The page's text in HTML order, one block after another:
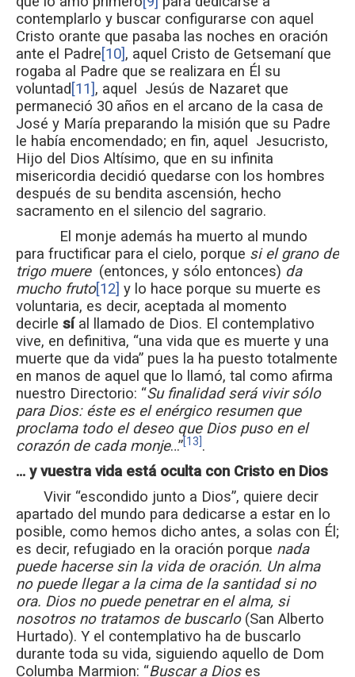
contemplarlo y buscar configurarse con aquel
Cristo orante que pasaba las noches en oración
ante el Padre[10], aquel Cristo de Getsemaní que
rogaba al Padre que se realizara en Él su
voluntad [11], aquel Jesús de Nazaret que
permaneció 30 años en el arcano de la casa de
José y María preparando la misión que su Padre
le había encomendado; en fin, aquel Jesucristo,
Hijo del Dios Altísimo, que en su infinita
misericordia decidió quedarse con los hombres
después de su bendita ascensión, hecho
sacramento en el silencio del sagrario.
El monje además ha muerto al mundo
para fructificar para el cielo, porque si el grano de
trigo muere (entonces, y sólo entonces) da
mucho fruto[12] y lo hace porque su muerte es
voluntaria, es decir, aceptada al momento
decirle síal llamado de Dios. El contemplativo
vive, en definitiva, “una vida que es muerte y una
muerte que da vida” pues la ha puesto totalmente
en manos de aquel que lo llamó, tal como afirma
nuestro Directorio: “Su finalidad será vivir sólo
para Dios: éste es el enérgico resumen que
proclama todo el deseo que Dios puso en el
corazón de cada monje…”[13] .
… y vuestra vida está oculta con Cristo en Dios
Vivir “escondido junto a Dios”, quiere decir
apartado del mundo para dedicarse a estar en lo
posible, como hemos dicho antes, a solas con Él;
es decir, refugiado en la oración porque nada
puede hacerse sin la vida de oración. Un alma
no puede llegar a la cima de la santidad si no
ora. Dios no puede penetrar en el alma, si
nosotros no tratamos de buscarlo(San Alberto
Hurtado). Y el contemplativo ha de buscarlo
durante toda su vida, siguiendo aquello de Dom
Columba Marmion: “Buscar a Dioses